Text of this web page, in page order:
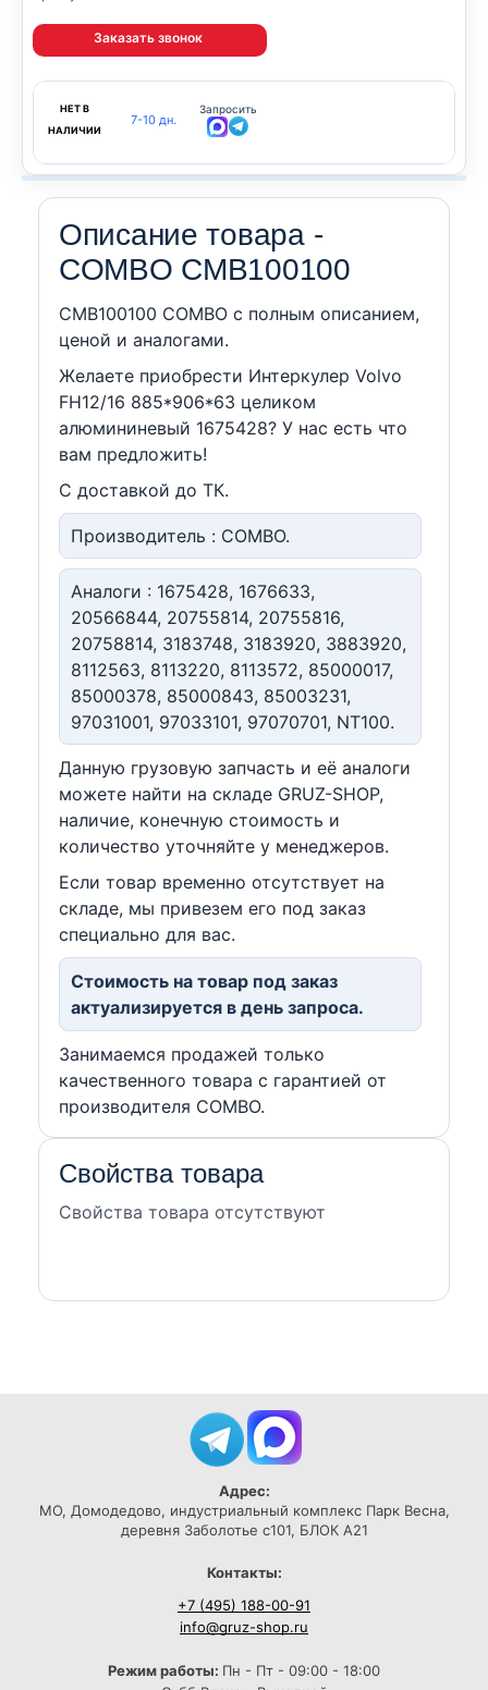
Заказать звонок
НЕТ В
НАЛИЧИИ
7-10 дн.
Запросить
Описание товара -
COMBO CMB100100
CMB100100 COMBO c полным описанием,
ценой и аналогами.
Желаете приобрести Интеркулер Volvo
FH12/16 885*906*63 целиком
алюмининевый 1675428? У нас есть что
вам предложить!
С доставкой до ТК.
Производитель : COMBO.
Аналоги : 1675428, 1676633,
20566844, 20755814, 20755816,
20758814, 3183748, 3183920, 3883920,
8112563, 8113220, 8113572, 85000017,
85000378, 85000843, 85003231,
97031001, 97033101, 97070701, NT100.
Данную грузовую запчасть и её аналоги
можете найти на складе GRUZ-SHOP,
наличие, конечную стоимость и
количество уточняйте у менеджеров.
Если товар временно отсутствует на
складе, мы привезем его под заказ
специально для вас.
Стоимость на товар под заказ
актуализируется в день запроса.
Занимаемся продажей только
качественного товара с гарантией от
производителя COMBO.
Свойства товара
Свойства товара отсутствуют
Адрес:
МО, Домодедово, индустриальный комплекс Парк Весна,
деревня Заболотье с101, БЛОК А21
Контакты:
+7 (495) 188-00-91
info@gruz-shop.ru
Режим работы: Пн - Пт - 09:00 - 18:00